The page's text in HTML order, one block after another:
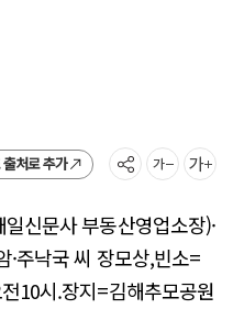
처로 추가
신문사 부동산영업소장)·
·주낙국 씨 장모상,빈소=
10시.장지=김해추모공원